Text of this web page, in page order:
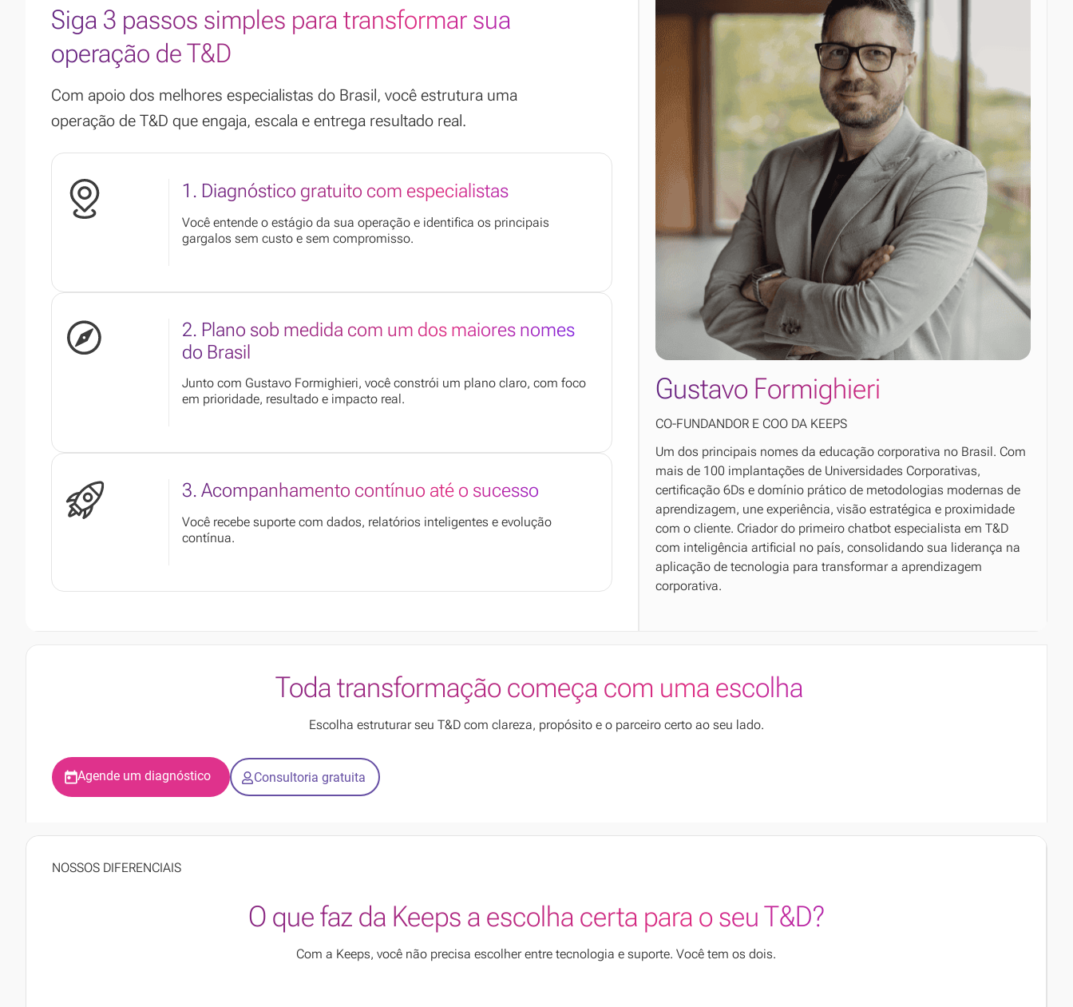
Siga 3 passos simples para transformar sua
operação de T&D
Com apoio dos melhores especialistas do Brasil, você estrutura uma
operação de T&D que engaja, escala e entrega resultado real.
1. Diagnóstico gratuito com especialistas
Você entende o estágio da sua operação e identifica os principais
gargalos sem custo e sem compromisso.
2. Plano sob medida com um dos maiores nomes
do Brasil
Junto com Gustavo Formighieri, você constrói um plano claro, com foco
em prioridade, resultado e impacto real.
3. Acompanhamento contínuo até o sucesso
Você recebe suporte com dados, relatórios inteligentes e evolução
contínua.
Gustavo Formighieri
CO-FUNDANDOR E COO DA KEEPS
Um dos principais nomes da educação corporativa no Brasil. Com
mais de 100 implantações de Universidades Corporativas,
certificação 6Ds e domínio prático de metodologias modernas de
aprendizagem, une experiência, visão estratégica e proximidade
com o cliente. Criador do primeiro chatbot especialista em T&D
com inteligência artificial no país, consolidando sua liderança na
aplicação de tecnologia para transformar a aprendizagem
corporativa.
Toda transformação começa com uma escolha
Escolha estruturar seu T&D com clareza, propósito e o parceiro certo ao seu lado.
Agende um diagnóstico Consultoria gratuita
NOSSOS DIFERENCIAIS
O que faz da Keeps a escolha certa para o seu T&D?
Com a Keeps, você não precisa escolher entre tecnologia e suporte. Você tem os dois.